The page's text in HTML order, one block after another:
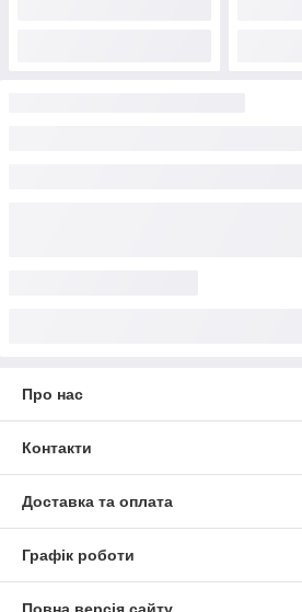
Про нас
Контакти
Доставка та оплата
Графік роботи
Повна версія сайту